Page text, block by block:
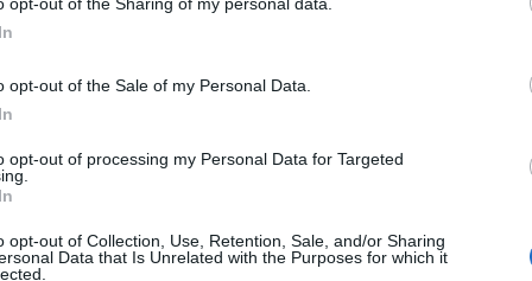
opt-out of the Sale of my Personal Data.
opt-out of processing my Personal Data for Targeted
opt-out of Collection, Use, Retention, Sale, and/or Sharing
Data that Is Unrelated with the Purposes for which it
del francesino di gestire ritmi, dividersi
e gioco è stato la ciliegina sulla torta
quello dei blue, che comunque s'era
forte del +3 dell'andata.
in casa azzurra. Non certo Recalcati,
fatto il suo tempo, e neppure le punte di
Bargnani quasi nullo e Belinelli
numeri ma deleterio in uno sport di
carezza, di tenerezza, la meritano due
guardia, Soragna e Mordente, che, con